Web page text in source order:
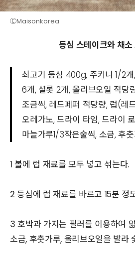
ⒸMaisonkorea
등심 스테이크와 채소
쇠고기 등심 400g, 주키니 1/2개
6개, 셜롯 2개, 올리브오일 적당
조금씩, 레드페퍼 적당량, 럽(레
오레가노, 드라이 타임, 드라이
마늘가루1/3작은술씩, 소금, 후
1 볼에 럽 재료를 모두 넣고 섞는다.
2 등심에 럽 재료를 바르고 15분 정
3 호박과 가지는 필러를 이용하여
소금, 후춧가루, 올리브오일을 발라